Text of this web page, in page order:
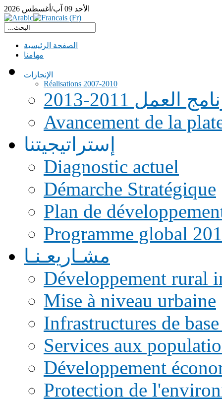
الأحد 09 آب/أغسطس 2026
الصفحة الرئيسية
مهامنا
الإنجازات
Réalisations 2007-2010
العمل 2011-2013
Avancement de la
إستراتيجيتنا
Diagnostic actuel
Démarche Stratégique
Plan de
Programme global
مشـاريعـنـا
Développement rural
Mise à niveau urbaine
Infrastructures de
Services aux
Développement
Protection de